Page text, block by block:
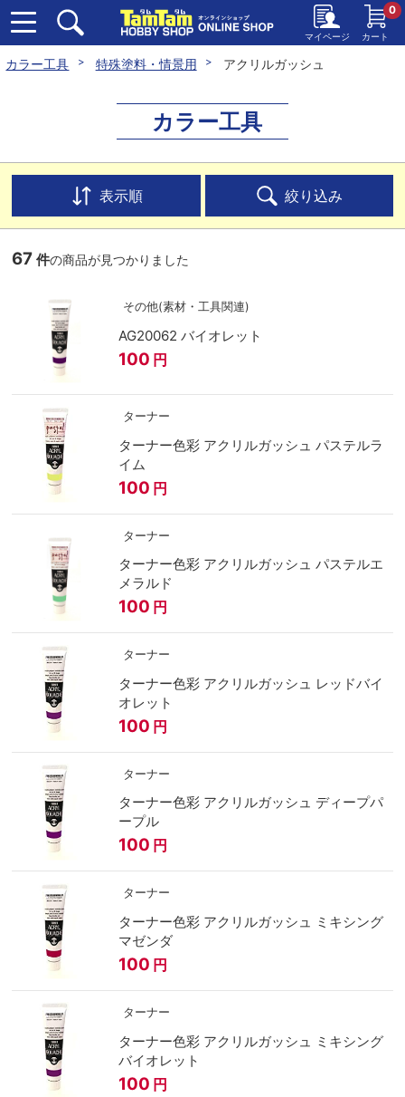
マイページ カート
0
カラー工具 特殊塗料・情景用 アクリルガッシュ
カラー工具
表示順 絞り込み
67 件の商品が見つかりました
その他(素材・工具関連)
AG20062 バイオレット
100 円
ターナー
ターナー色彩 アクリルガッシュ パステルラ
イム
100 円
ターナー
ターナー色彩 アクリルガッシュ パステルエ
メラルド
100 円
ターナー
ターナー色彩 アクリルガッシュ レッドバイ
オレット
100 円
ターナー
ターナー色彩 アクリルガッシュ ディープパ
ープル
100 円
ターナー
ターナー色彩 アクリルガッシュ ミキシング
マゼンダ
100 円
ターナー
ターナー色彩 アクリルガッシュ ミキシング
バイオレット
100 円